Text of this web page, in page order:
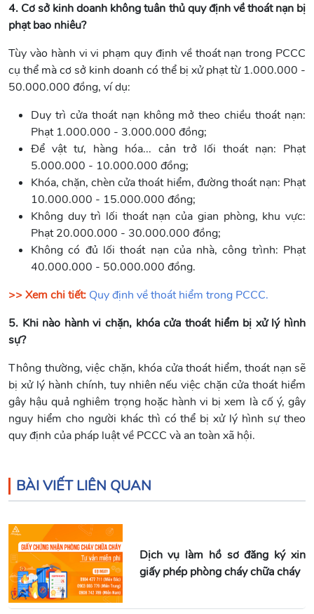
4. Cơ sở kinh doanh không tuân thủ quy định về thoát nạn bị
phạt bao nhiêu?
Tùy vào hành vi vi phạm quy định về thoát nạn trong PCCC
cụ thể mà cơ sở kinh doanh có thể bị xử phạt từ 1.000.000 -
50.000.000 đồng, ví dụ:
Duy trì cửa thoát nạn không mở theo chiều thoát nạn:
Phạt 1.000.000 - 3.000.000 đồng;
Để vật tư, hàng hóa... cản trở lối thoát nạn: Phạt
5.000.000 - 10.000.000 đồng;
Khóa, chặn, chèn cửa thoát hiểm, đường thoát nạn: Phạt
10.000.000 - 15.000.000 đồng;
Không duy trì lối thoát nạn của gian phòng, khu vực:
Phạt 20.000.000 - 30.000.000 đồng;
Không có đủ lối thoát nạn của nhà, công trình: Phạt
40.000.000 - 50.000.000 đồng.
>> Xem chi tiết: Quy định về thoát hiểm trong PCCC.
5. Khi nào hành vi chặn, khóa cửa thoát hiểm bị xử lý hình
sự?
Thông thường, việc chặn, khóa cửa thoát hiểm, thoát nạn sẽ
bị xử lý hành chính, tuy nhiên nếu việc chặn cửa thoát hiểm
gây hậu quả nghiêm trọng hoặc hành vi bị xem là cố ý, gây
nguy hiểm cho người khác thì có thể bị xử lý hình sự theo
quy định của pháp luật về PCCC và an toàn xã hội.
BÀI VIẾT LIÊN QUAN
Dịch vụ làm hồ sơ đăng ký xin
giấy phép phòng cháy chữa cháy